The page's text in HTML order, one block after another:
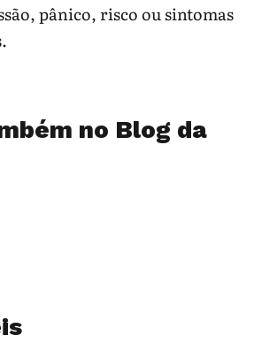
pânico, risco ou sintomas
no Blog da